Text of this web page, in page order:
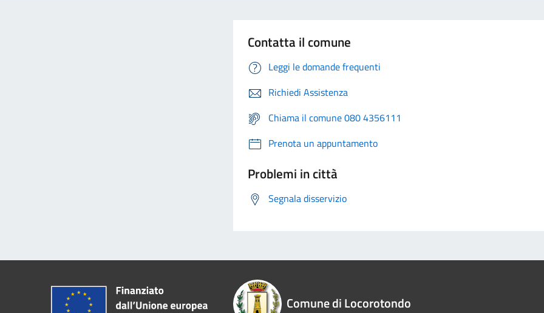
Contatta il comune
Leggi le domande frequenti
Richiedi Assistenza
Chiama il comune 080 4356111
Prenota un appuntamento
Problemi in città
Segnala disservizio
Comune di Locorotondo